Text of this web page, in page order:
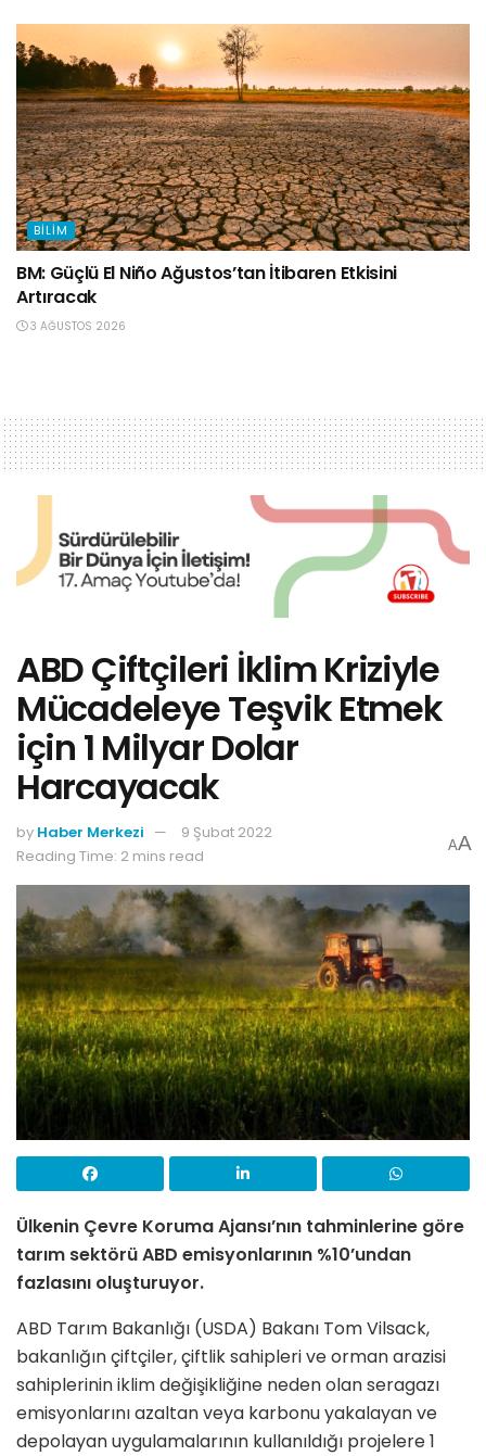
BILIM
BM: Güçlü El Niño Ağustos’tan İtibaren Etkisini
Artıracak
3 AĞUSTOS 2026
ABD Çiftçileri İklim Kriziyle
Mücadeleye Teşvik Etmek
için 1 Milyar Dolar
Harcayacak
by Haber Merkezi
9 Şubat 2022
Reading Time: 2 mins read
AA
Ülkenin Çevre Koruma Ajansı’nın tahminlerine göre
tarım sektörü ABD emisyonlarının %10’undan
fazlasını oluşturuyor.
ABD Tarım Bakanlığı (USDA) Bakanı Tom Vilsack,
bakanlığın çiftçiler, çiftlik sahipleri ve orman arazisi
sahiplerinin iklim değişikliğine neden olan seragazı
emisyonlarını azaltan veya karbonu yakalayan ve
depolayan uygulamalarının kullanıldığı projelere 1